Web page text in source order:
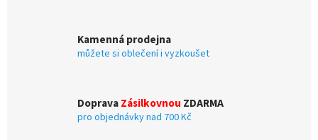
Kamenná prodejna
můžete si oblečení i vyzkoušet
DopravaZásilkovnou ZDARMA
pro objednávky nad 700 Kč